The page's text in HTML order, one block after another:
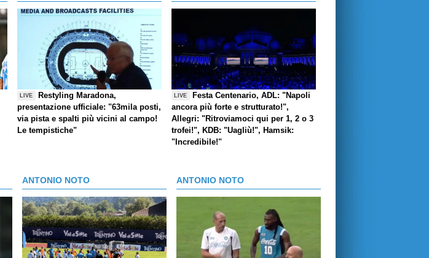
LIVE
Restyling Maradona,
presentazione ufficiale: "63mila posti,
via pista e spalti più vicini al campo!
Le tempistiche"
LIVE
Festa Centenario, ADL: "Napoli
ancora più forte e strutturato!",
Allegri: "Ritroviamoci qui per 1, 2 o 3
trofei!", KDB: "Uagliù!", Hamsik:
"Incredibile!"
ANTONIO NOTO ANTONIO NOTO